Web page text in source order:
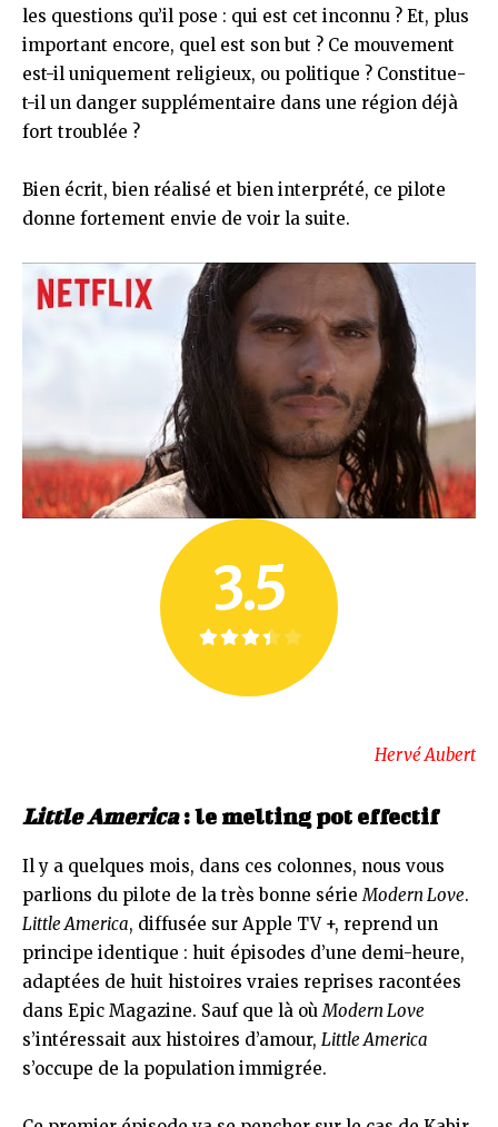
les questions qu’il pose : qui est cet inconnu ? Et, plus
important encore, quel est son but ? Ce mouvement
est-il uniquement religieux, ou politique ? Constitue-
t-il un danger supplémentaire dans une région déjà
fort troublée ?
Bien écrit, bien réalisé et bien interprété, ce pilote
donne fortement envie de voir la suite.
3.5
Hervé Aubert
Little America: le melting pot effectif
Il y a quelques mois, dans ces colonnes, nous vous
parlions du pilote de la très bonne sérieModern Love.
Little America, diffusée sur Apple TV +, reprend un
principe identique : huit épisodes d’une demi-heure,
adaptées de huit histoires vraies reprises racontées
dans Epic Magazine. Sauf que là oùModern Love
s’intéressait aux histoires d’amour, Little America
s’occupe de la population immigrée.